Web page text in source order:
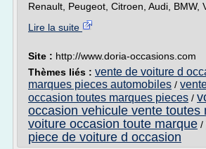
Renault, Peugeot, Citroen, Audi, BMW,
Lire la suite
Site : http://www.doria-occasions.com
Thèmes liés : vente de voiture d
marques pieces automobiles /
occasion toutes marques pieces /
occasion vehicule vente toutes
voiture occasion toute marque /
piece de voiture d occasion